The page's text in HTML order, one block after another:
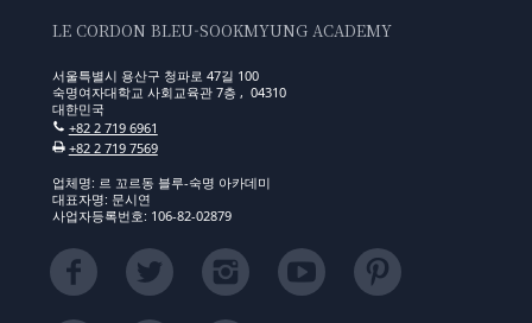
LE CORDON BLEU-SOOKMYUNG ACADEMY
서울특별시 용산구 청파로 47길 100
숙명여자대학교 사회교육관 7층 , 04310
대한민국
+82 2 719 6961
+82 2 719 7569
업체명: 르 꼬르동 블루-숙명 아카데미
대표자명: 문시연
사업자등록번호: 106-82-02879